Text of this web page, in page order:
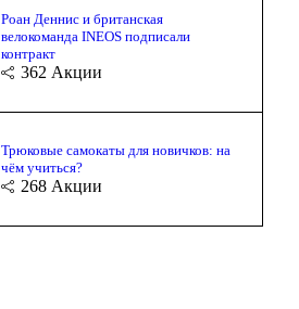
Роан Деннис и британская
велокоманда INEOS подписали
контракт
362 Акции
Трюковые самокаты для новичков: на
чём учиться?
268 Акции